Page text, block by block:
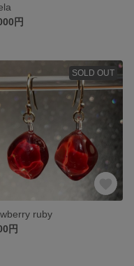
円
SOLD OUT
ruby
円